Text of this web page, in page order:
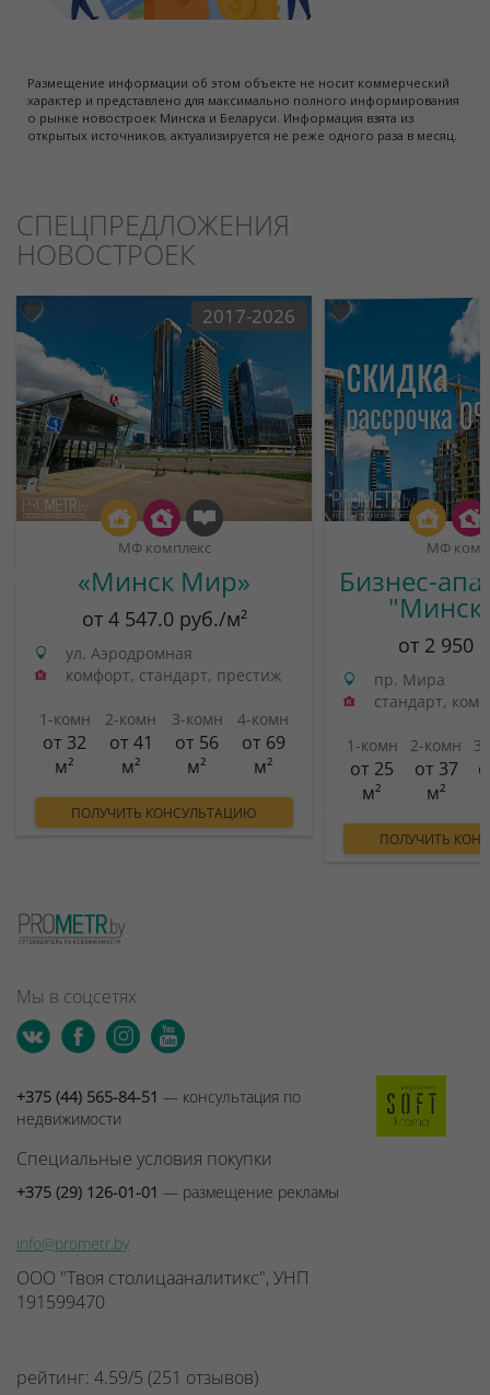
Размещение информации об этом объекте не носит коммерческий
характер и представлено для максимально полного информирования
о рынке новостроек Минска и Беларуси. Информация взята из
открытых источников, актуализируется не реже одного раза в месяц.
СПЕЦПРЕДЛОЖЕНИЯ
НОВОСТРОЕК
2017-2026
МФ комплекс
«Минск Мир»
от 4 547.0 руб./м²
ул. Аэродромная
комфорт, стандарт, престиж
1-комн
от 32
м²
2-комн
от 41
м²
3-комн
от 56
м²
4-комн
от 69
м²
ПОЛУЧИТЬ КОНСУЛЬТАЦИЮ
МФ
Бизнес-
от 2 950
пр. Мира
стандарт,
1-комн
от 25
м²
2-комн
от 37
м²
ПОЛУЧИТЬ
Мы в соцсетях
+375 (44) 565-84-51 — консультация по
недвижимости
Специальные условия покупки
+375 (29) 126-01-01 — размещение рекламы
info@prometr.by
ООО "Твоя столицааналитикс", УНП
191599470
рейтинг: 4.59/5 (251 отзывов)